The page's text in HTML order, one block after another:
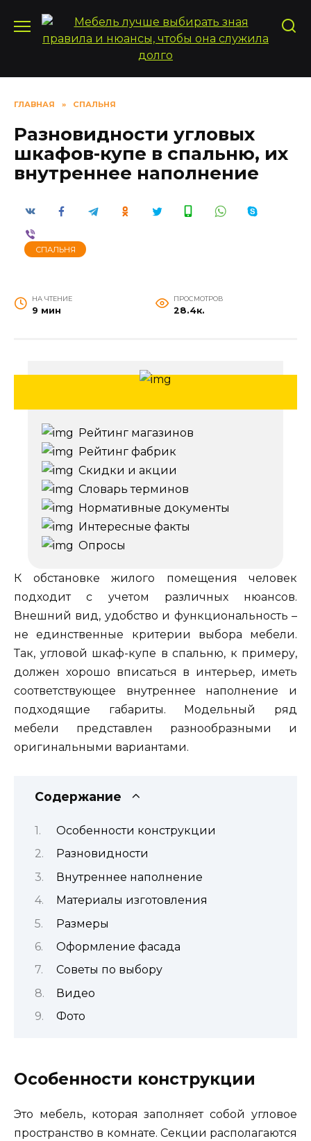
содержанию
ГЛАВНАЯ » СПАЛЬНЯ
Разновидности угловых
шкафов-купе в спальню, их
внутреннее наполнение
СПАЛЬНЯ
НА ЧТЕНИЕ
9 мин
ПРОСМОТРОВ
28.4к.
Рейтинг магазинов
Рейтинг фабрик
Скидки и акции
Словарь терминов
Нормативные документы
Интересные факты
Опросы
К обстановке жилого помещения человек
подходит с учетом различных нюансов.
Внешний вид, удобство и функциональность –
не единственные критерии выбора мебели.
Так, угловой шкаф-купе в спальню, к примеру,
должен хорошо вписаться в интерьер, иметь
соответствующее внутреннее наполнение и
подходящие габариты. Модельный ряд
мебели представлен разнообразными и
оригинальными вариантами.
Содержание
Особенности конструкции
Разновидности
Внутреннее наполнение
Материалы изготовления
Размеры
Оформление фасада
Советы по выбору
Видео
Фото
Особенности конструкции
Это мебель, которая заполняет собой угловое
пространство в комнате. Секции располагаются